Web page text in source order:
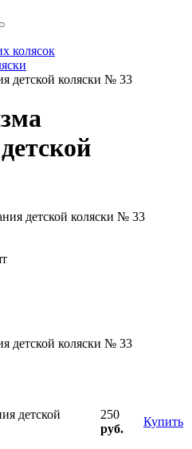
колясок
детской коляски № 33
детской коляски № 33
детской
250
руб.
Купить